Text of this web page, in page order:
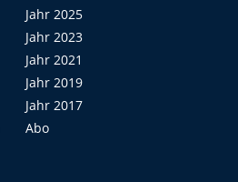
Jahr 2025
Jahr 2023
Jahr 2021
Jahr 2019
Jahr 2017
Abo